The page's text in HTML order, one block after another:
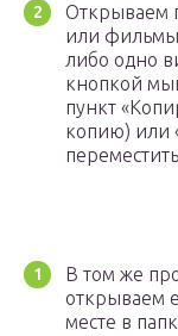
Открываем
или
либо одно
кнопкой
пункт
копию) или
В том же
открываем
месте в